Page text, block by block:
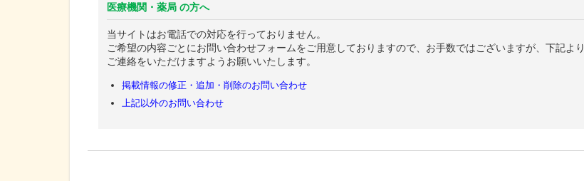
医療機関・薬局 の方へ
当サイトはお電話での対応を行っておりません。
ご希望の内容ごとにお問い合わせフォームをご用意しておりますので、お手数ではございますが、下記より
ご連絡をいただけますようお願いいたします。
掲載情報の修正・追加・削除のお問い合わせ
上記以外のお問い合わせ